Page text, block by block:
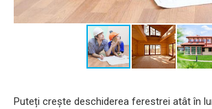
Puteți crește deschiderea ferestrei atât în